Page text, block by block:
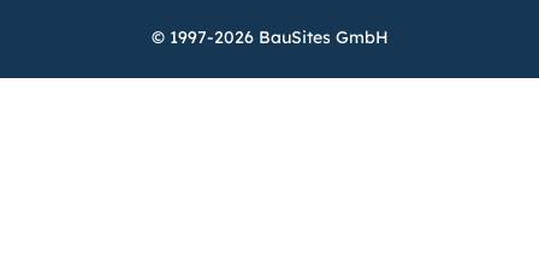
© 1997-2026 BauSites GmbH